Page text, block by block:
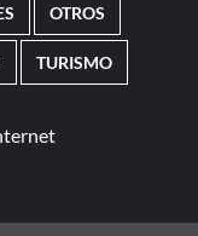
OTROS
TURISMO